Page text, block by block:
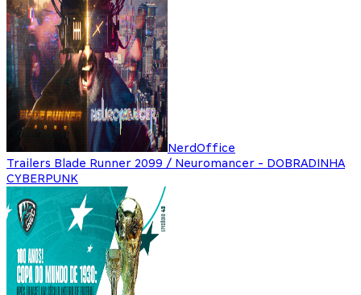
NerdOffice
Trailers Blade Runner 2099 / Neuromancer - DOBRADINHA
CYBERPUNK